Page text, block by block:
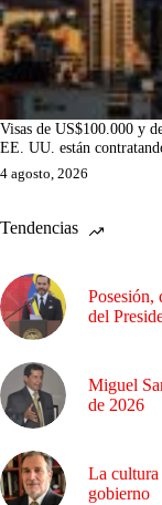
Visas de US$100.000 y
EE. UU. están
4 agosto, 2026
Tendencias
Posesión,
del
Miguel
de 2026
La cultura
gobierno